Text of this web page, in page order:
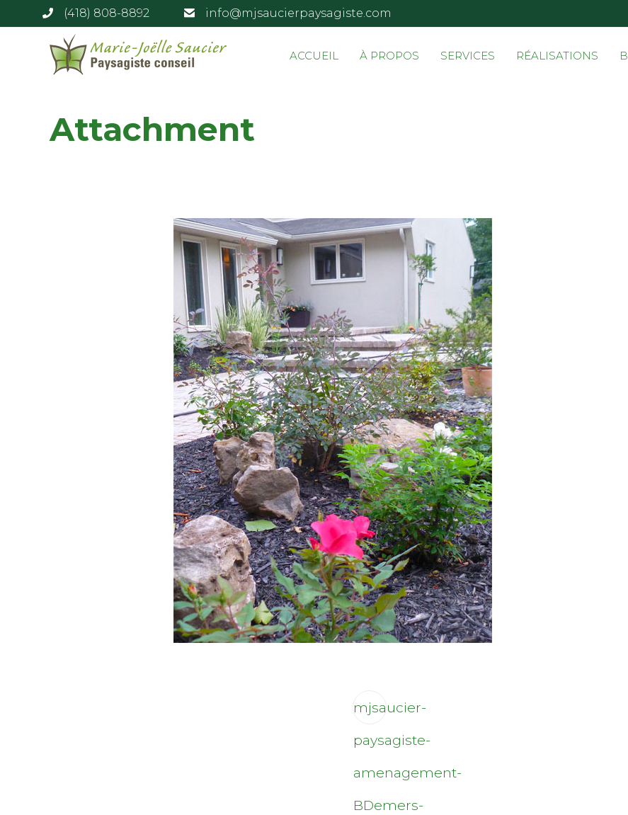
(418) 808-8892 info@mjsaucierpaysagiste.com
ACCUEIL À PROPOS SERVICES RÉALISATIONS
Attachment
mjsaucier-
paysagiste-
amenagement-
BDemers-